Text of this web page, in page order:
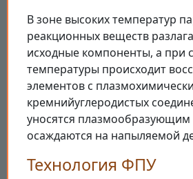
В зоне высоких температур
реакционных веществ
исходные компоненты, а при
температуры происходит
элементов с
кремнийуглеродистых
уносятся плазмообразующим
осаждаются на напыляемой
Технология ФПУ